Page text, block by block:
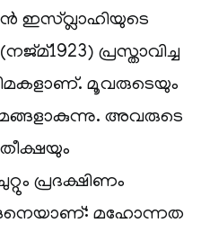
ഇസ്വ്ലാഹിയുടെ
പ്രസ്താവിച്ച
മൂവരുടെയും
അവരുടെ
പ്രദക്ഷിണം
മഹോന്നത